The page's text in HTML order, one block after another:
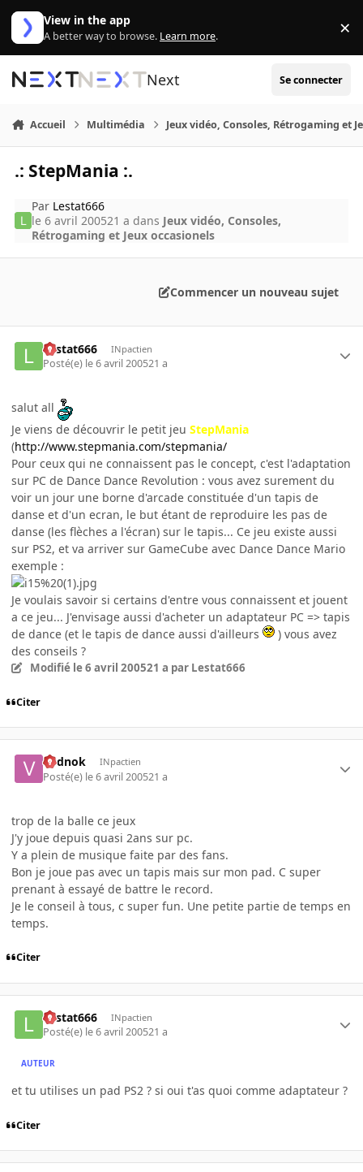
Aller au contenu
View in the app
A better way to browse. Learn more. ×
Next Se connecter
Accueil Multimédia Jeux vidéo, Consoles, Rétrogaming et
.: StepMania :.
Par Lestat666
le 6 avril 200521 a dans Jeux vidéo, Consoles,
Rétrogaming et Jeux occasionels
Commencer un nouveau sujet
Lestat666 INpactien
Posté(e) le 6 avril 200521 a
salut all
Je viens de découvrir le petit jeu StepMania
(http://www.stepmania.com/stepmania/
Pour ceux qui ne connaissent pas le concept, c'est l'adaptation
sur PC de Dance Dance Revolution : vous avez surement du
voir un jour une borne d'arcade constituée d'un tapis de
danse et d'un ecran, le but étant de reproduire les pas de
danse (les flèches a l'écran) sur le tapis... Ce jeu existe aussi
sur PS2, et va arriver sur GameCube avec Dance Dance Mario
exemple :
Je voulais savoir si certains d'entre vous connaissent et jouent
a ce jeu... J'envisage aussi d'acheter un adaptateur PC => tapis
de dance (et le tapis de dance aussi d'ailleurs
) vous avez
des conseils ?
Modifié le 6 avril 200521 a par Lestat666
Citer
vodnok INpactien
Posté(e) le 6 avril 200521 a
trop de la balle ce jeux
J'y joue depuis quasi 2ans sur pc.
Y a plein de musique faite par des fans.
Bon je joue pas avec un tapis mais sur mon pad. C super
prenant à essayé de battre le record.
Je le conseil à tous, c super fun. Une petite partie de temps en
temps.
Citer
Lestat666 INpactien
Posté(e) le 6 avril 200521 a
AUTEUR
et tu utilises un pad PS2 ? si oui t'as quoi comme adaptateur ?
Citer